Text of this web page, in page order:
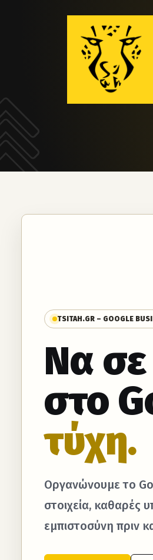
TSITAH.GR – GOOGLE
Να
στο
τύχη.
Οργανώνουμε το
στοιχεία, καθαρές
εμπιστοσύνη πριν